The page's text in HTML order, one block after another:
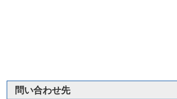
問い合わせ先